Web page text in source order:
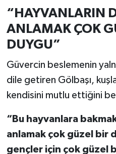
“HAYVANLARIN
ANLAMAK ÇOK
DUYGU”
Güvercin beslemenin
dile getiren Gölbaşı,
kendisini mutlu ettiğini
“Bu hayvanlara
anlamak çok güzel bir
gençler için çok güzel